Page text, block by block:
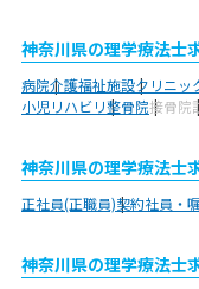
神奈川県の理学療法士
病院介護福祉施設クリニッ
小児リハビリ整骨院接骨院
神奈川県の理学療法士
正社員(正職員)契約社員・
神奈川県の理学療法士